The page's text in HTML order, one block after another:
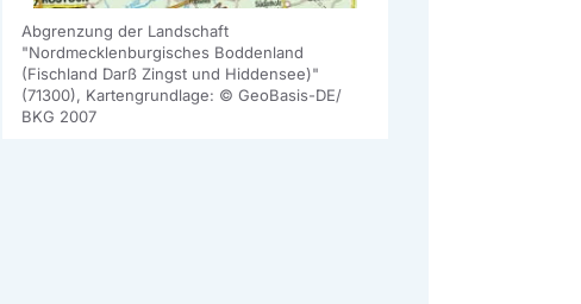
Abgrenzung der Landschaft
"Nordmecklenburgisches Boddenland
(Fischland Darß Zingst und Hiddensee)"
(71300), Kartengrundlage: © GeoBasis-DE/
BKG 2007